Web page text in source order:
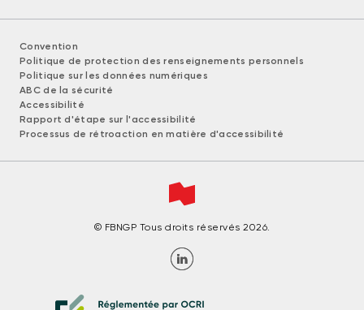
Convention
Politique de protection des renseignements personnels
Politique sur les données numériques
ABC de la sécurité
Accessibilité
Rapport d'étape sur l'accessibilité
Processus de rétroaction en matière d'accessibilité
© FBNGP Tous droits réservés 2026.